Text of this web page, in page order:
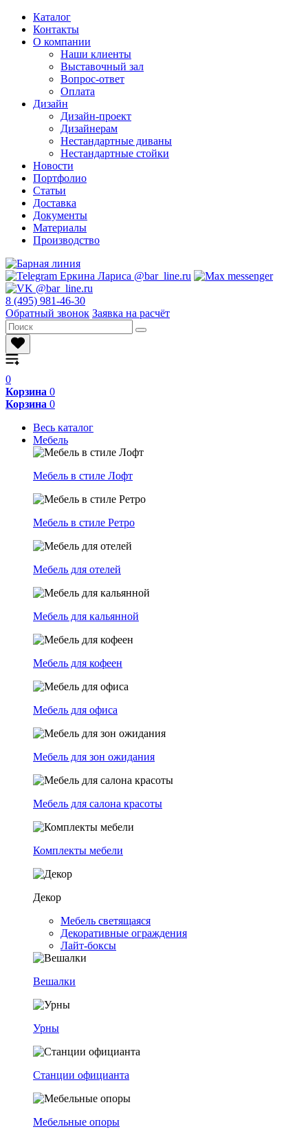
Каталог
Контакты
О компании
Наши клиенты
Выставочный зал
Вопрос-ответ
Оплата
Дизайн
Дизайн-проект
Дизайнерам
Нестандартные диваны
Нестандартные стойки
Новости
Портфолио
Статьи
Доставка
Документы
Материалы
Производство
8 (495) 981-46-30
Обратный звонок Заявка на расчёт
0
Корзина 0
Корзина 0
Весь каталог
Мебель
Мебель в стиле Лофт
Мебель в стиле Ретро
Мебель для отелей
Мебель для кальянной
Мебель для кофеен
Мебель для офиса
Мебель для зон ожидания
Мебель для салона красоты
Комплекты мебели
Декор
Мебель светящаяся
Декоративные ограждения
Лайт-боксы
Вешалки
Урны
Станции официанта
Мебельные опоры